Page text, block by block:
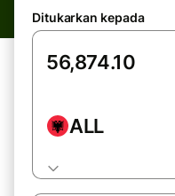
Ditukarkan kepada
ALL